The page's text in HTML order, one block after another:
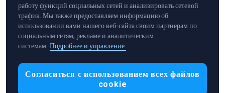
Cryptocurrency in Every Wallet™
работу функций социальных сетей и анализировать сетевой
трафик. Мы также предоставляем информацию об
использовании вами нашего веб-сайта своим партнерам по
социальным сетям, рекламе и аналитическим
системам. Подробнее и управление.
Согласиться с использованием всех файлов
cookie